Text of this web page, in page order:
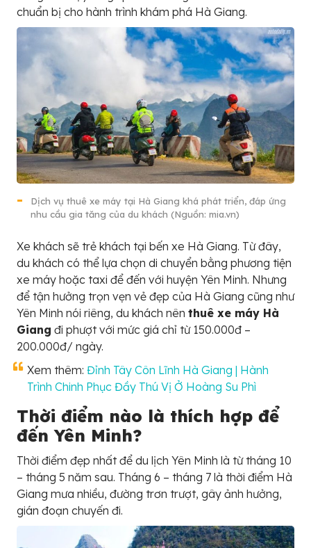
chuẩn bị cho hành trình khám phá Hà Giang.
Dịch vụ thuê xe máy tại Hà Giang khá phát triển, đáp ứng
nhu cầu gia tăng của du khách (Nguồn: mia.vn)
Xe khách sẽ trẻ khách tại bến xe Hà Giang. Từ đây,
du khách có thể lựa chọn di chuyển bằng phương tiện
xe máy hoặc taxi để đến với huyện Yên Minh. Nhưng
để tận hưởng trọn vẹn vẻ đẹp của Hà Giang cũng như
Yên Minh nói riêng, du khách nên thuê xe máy Hà
Giang đi phượt với mức giá chỉ từ 150.000đ –
200.000đ/ ngày.
Xem thêm: Đỉnh Tây Côn Lĩnh Hà Giang | Hành
Trình Chinh Phục Đầy Thú Vị Ở Hoàng Su Phì
Thời điểm nào là thích hợp để
đến Yên Minh?
Thời điểm đẹp nhất để du lịch Yên Minh là từ tháng 10
– tháng 5 năm sau. Tháng 6 – tháng 7 là thời điểm Hà
Giang mưa nhiều, đường trơn trượt, gây ảnh hưởng,
gián đoạn chuyến đi.